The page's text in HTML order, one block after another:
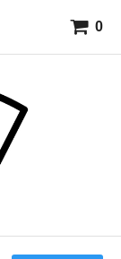
0